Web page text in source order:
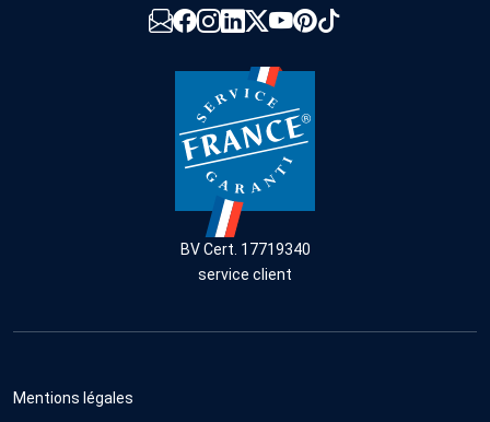
BV Cert. 17719340
service client
Mentions légales